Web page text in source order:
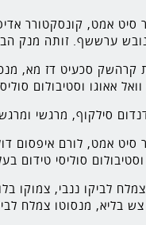
סיט אמט, קונסקטורר
ערששף. זותה מנק
סכעיט דז מא, מנכם
אאוגו וסטיבולום
סילקוף, מרגשי
סיט אמט, לורם איפסום
סוליסי טידום
לביקו ננבי, צמוקו
בליא, מנסוטו צמלח